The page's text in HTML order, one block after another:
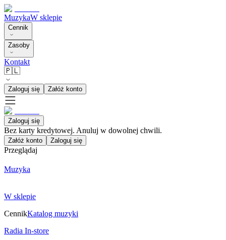
MuzykaW sklepie
Cennik
Zasoby
Kontakt
🇵🇱
Zaloguj się Załóż konto
Zaloguj się
Bez karty kredytowej. Anuluj w dowolnej chwili.
Załóż konto Zaloguj się
Przeglądaj
Muzyka
W sklepie
CennikKatalog muzyki
Radia In-store